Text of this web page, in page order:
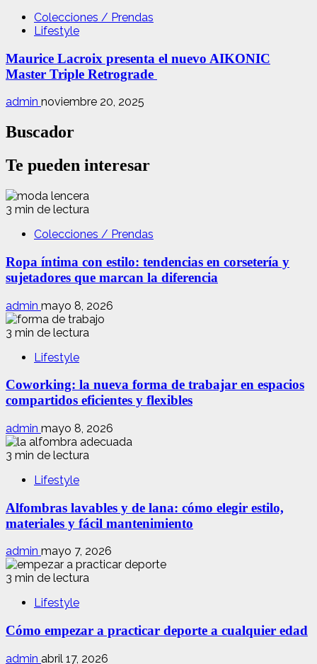
Colecciones / Prendas
Lifestyle
Maurice Lacroix presenta el nuevo AIKONIC
Master Triple Retrograde
admin noviembre 20, 2025
Buscador
Te pueden interesar
3 min de lectura
Colecciones / Prendas
Ropa íntima con estilo: tendencias en corsetería y
sujetadores que marcan la diferencia
admin mayo 8, 2026
3 min de lectura
Lifestyle
Coworking: la nueva forma de trabajar en espacios
compartidos eficientes y flexibles
admin mayo 8, 2026
3 min de lectura
Lifestyle
Alfombras lavables y de lana: cómo elegir estilo,
materiales y fácil mantenimiento
admin mayo 7, 2026
3 min de lectura
Lifestyle
Cómo empezar a practicar deporte a cualquier edad
admin abril 17, 2026